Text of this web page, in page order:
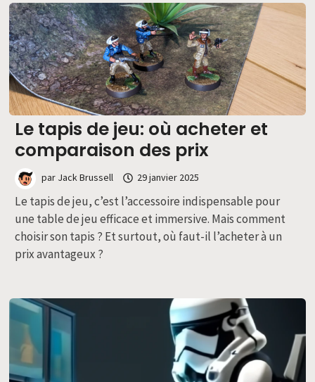
Le tapis de jeu: où acheter et
comparaison des prix
par Jack Brussell 29 janvier 2025
Le tapis de jeu, c’est l’accessoire indispensable pour
une table de jeu efficace et immersive. Mais comment
choisir son tapis ? Et surtout, où faut-il l’acheter à un
prix avantageux ?